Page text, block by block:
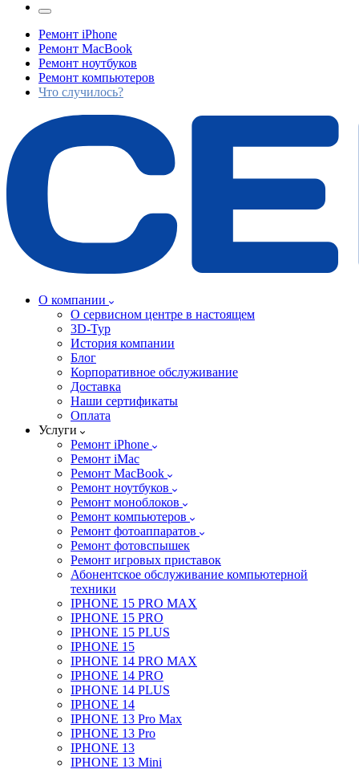
Ремонт iPhone
Ремонт MacBook
Ремонт ноутбуков
Ремонт компьютеров
Что случилось?
О компании
О сервисном центре в настоящем
3D-Тур
История компании
Блог
Корпоративное обслуживание
Доставка
Наши сертификаты
Оплата
Услуги
Ремонт iPhone
Ремонт iMac
Ремонт MacBook
Ремонт ноутбуков
Ремонт моноблоков
Ремонт компьютеров
Ремонт фотоаппаратов
Ремонт фотовспышек
Ремонт игровых приставок
Абонентское обслуживание компьютерной
техники
IPHONE 15 PRO MAX
IPHONE 15 PRO
IPHONE 15 PLUS
IPHONE 15
IPHONE 14 PRO MAX
IPHONE 14 PRO
IPHONE 14 PLUS
IPHONE 14
IPHONE 13 Pro Max
IPHONE 13 Pro
IPHONE 13
IPHONE 13 Mini